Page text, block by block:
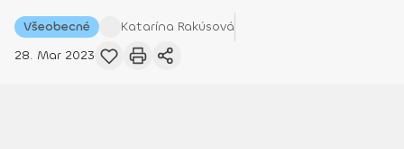
Všeobecné Katarína Rakúsová
28. Mar 2023